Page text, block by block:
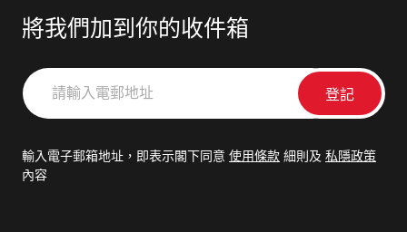
將我們加到你的收件箱
請
輸
郵
輸入電子郵箱地址，即表示閣下同意 使用條款 細則及 私隱政策
內容